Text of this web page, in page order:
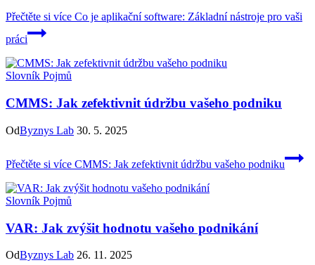
Přečtěte si více Co je aplikační software: Základní nástroje pro vaši
práci
Slovník Pojmů
CMMS: Jak zefektivnit údržbu vašeho podniku
OdByznys Lab 30. 5. 2025
Přečtěte si více CMMS: Jak zefektivnit údržbu vašeho podniku
Slovník Pojmů
VAR: Jak zvýšit hodnotu vašeho podnikání
OdByznys Lab 26. 11. 2025